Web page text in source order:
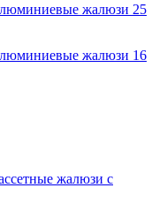
жалюзи 25
жалюзи 16
жалюзи с